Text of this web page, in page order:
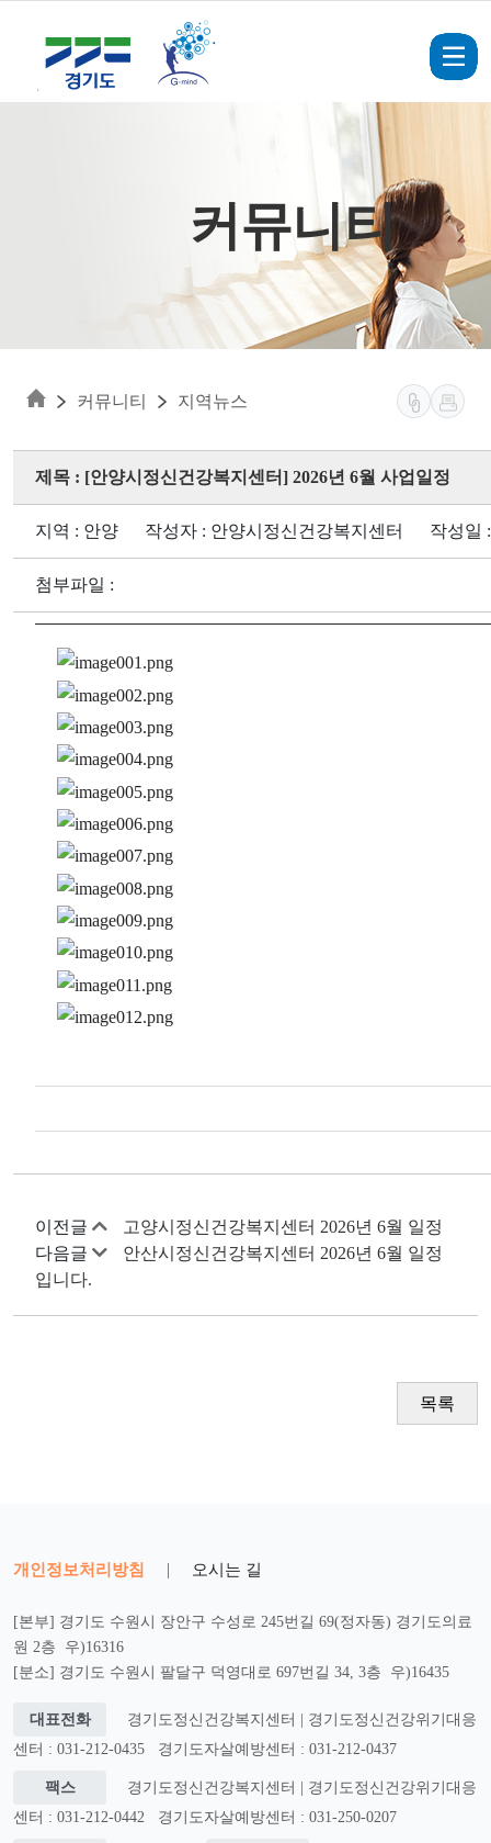
커뮤니티
커뮤니티 지역뉴스
제목 : [안양시정신건강복지센터] 2026년 6월 사업일정
지역 : 안양 작성자 : 안양시정신건강복지센터 작성일
첨부파일 :
이전글
고양시정신건강복지센터 2026년 6월 일정
다음글
안산시정신건강복지센터 2026년 6월 일정
입니다.
목록
개인정보처리방침 | 오시는 길
[본부] 경기도 수원시 장안구 수성로 245번길 69(정자동) 경기도의료
원 2층 우)16316
[분소] 경기도 수원시 팔달구 덕영대로 697번길 34, 3층 우)16435
대표전화
경기도정신건강복지센터 | 경기도정신건강위기대응
센터 : 031-212-0435
경기도자살예방센터 : 031-212-0437
팩스
경기도정신건강복지센터 | 경기도정신건강위기대응
센터 : 031-212-0442
경기도자살예방센터 : 031-250-0207